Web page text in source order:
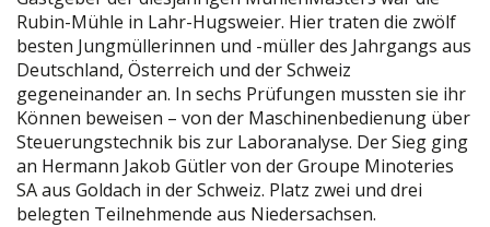
Rubin-Mühle in Lahr-Hugsweier. Hier traten die zwölf
besten Jungmüllerinnen und -müller des Jahrgangs aus
Deutschland, Österreich und der Schweiz
gegeneinander an. In sechs Prüfungen mussten sie ihr
Können beweisen – von der Maschinenbedienung über
Steuerungstechnik bis zur Laboranalyse. Der Sieg ging
an Hermann Jakob Gütler von der Groupe Minoteries
SA aus Goldach in der Schweiz. Platz zwei und drei
belegten Teilnehmende aus Niedersachsen.